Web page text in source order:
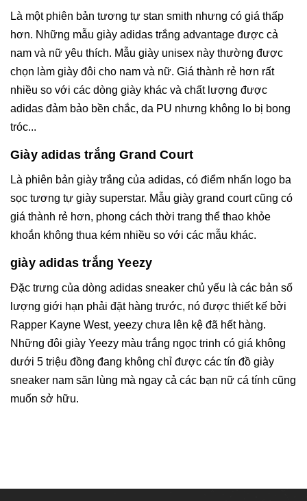
Là một phiên bản tương tự stan smith nhưng có giá thấp
hơn. Những mẫu giày adidas trắng advantage được cả
nam và nữ yêu thích. Mẫu giày unisex này thường được
chọn làm giày đôi cho nam và nữ. Giá thành rẻ hơn rất
nhiều so với các dòng giày khác và chất lượng được
adidas đảm bảo bền chắc, da PU nhưng không lo bị bong
tróc...
Giày adidas trắng Grand Court
Là phiên bản giày trắng của adidas, có điểm nhấn logo ba
sọc tương tự giày superstar. Mẫu giày grand court cũng có
giá thành rẻ hơn, phong cách thời trang thể thao khỏe
khoắn không thua kém nhiều so với các mẫu khác.
giày adidas trắng Yeezy
Đặc trưng của dòng adidas sneaker chủ yếu là các bản số
lượng giới hạn phải đặt hàng trước, nó được thiết kế bởi
Rapper Kayne West, yeezy chưa lên kệ đã hết hàng.
Những đôi giày Yeezy màu trắng ngọc trinh có giá không
dưới 5 triệu đồng đang không chỉ được các tín đồ giày
sneaker nam săn lùng mà ngay cả các bạn nữ cá tính cũng
muốn sở hữu.